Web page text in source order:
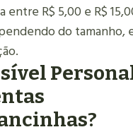
entre R$ 5,00 e R$
do tamanho,